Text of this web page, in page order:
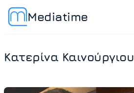
Mediatime
Κατερίνα Καινούργιου